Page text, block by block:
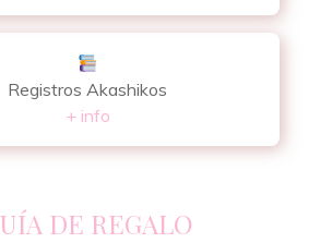
Registros Akashikos
+ info
DE REGALO